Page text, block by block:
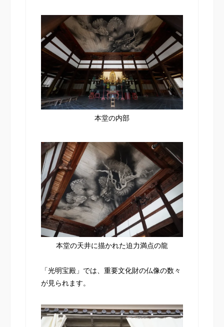
本堂の内部
本堂の天井に描かれた迫力満点の龍
「光明宝殿」では、重要文化財の仏像の数々
が見られます。